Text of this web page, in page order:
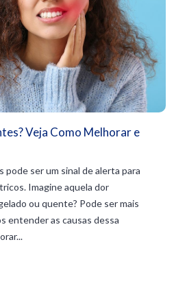
Veja Como Melhorar e
ser um sinal de alerta para
Imagine aquela dor
ou quente? Pode ser mais
entender as causas dessa